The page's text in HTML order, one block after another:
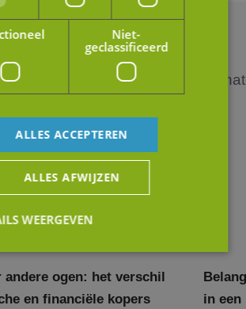
andere ogen: het verschil
en financiële kopers
in een
Niet-
geclassificeerd
ALLES ACCEPTEREN
ALLES AFWIJZEN
WEERGEVEN
Prestatie
Targeting
Niet-geclassificeerd